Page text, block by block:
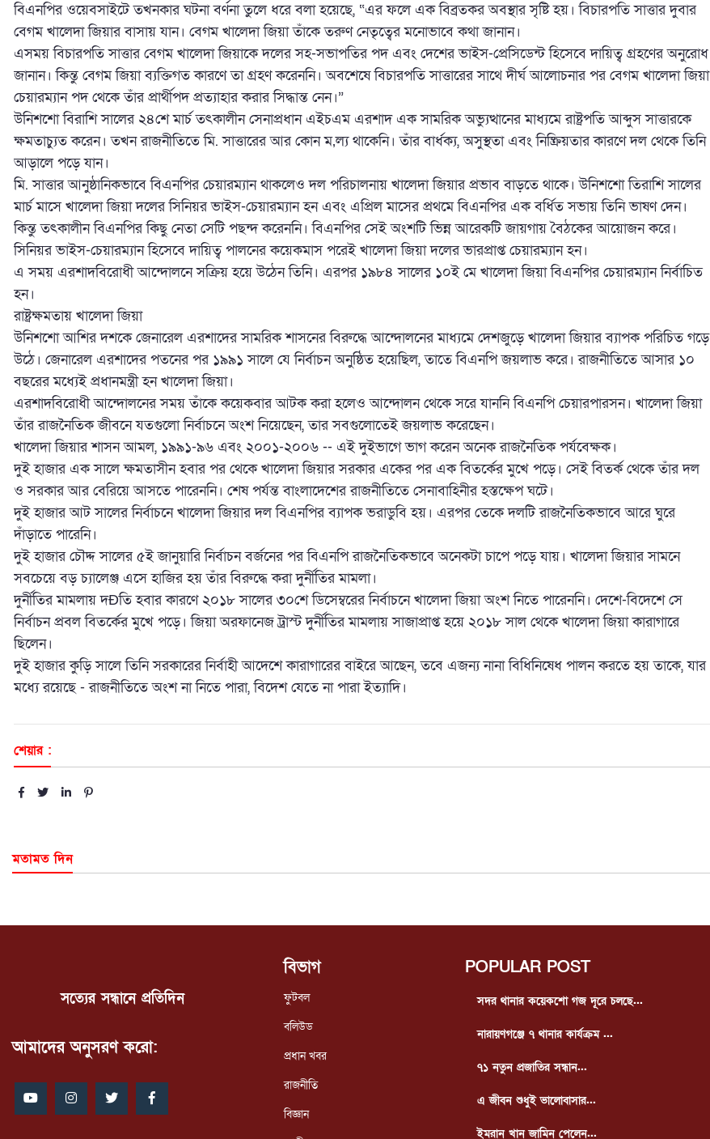
বিএনপির ওয়েবসাইটে তখনকার ঘটনা বর্ণনা তুলে ধরে বলা হয়েছে, “এর ফলে এক বিব্রতকর অবস্থার সৃষ্টি হয়। বিচারপতি সাত্তার দুবার
বেগম খালেদা জিয়ার বাসায় যান। বেগম খালেদা জিয়া তাঁকে তরুণ নেতৃত্বের মনোভাবে কথা জানান।
এসময় বিচারপতি সাত্তার বেগম খালেদা জিয়াকে দলের সহ-সভাপতির পদ এবং দেশের ভাইস-প্রেসিডেন্ট হিসেবে দায়িত্ব গ্রহণের অনুরোধ
জানান। কিন্তু বেগম জিয়া ব্যক্তিগত কারণে তা গ্রহণ করেননি। অবশেষে বিচারপতি সাত্তারের সাথে দীর্ঘ আলোচনার পর বেগম খালেদা জিয়া
চেয়ারম্যান পদ থেকে তাঁর প্রার্থীপদ প্রত্যাহার করার সিদ্ধান্ত নেন।”
উনিশশো বিরাশি সালের ২৪শে মার্চ তৎকালীন সেনাপ্রধান এইচএম এরশাদ এক সামরিক অভ্যুত্থানের মাধ্যমে রাষ্ট্রপতি আব্দুস সাত্তারকে
ক্ষমতাচ্যুত করেন। তখন রাজনীতিতে মি. সাত্তারের আর কোন ম‚ল্য থাকেনি। তাঁর বার্ধক্য, অসুস্থতা এবং নিষ্ক্রিয়তার কারণে দল থেকে তিনি
আড়ালে পড়ে যান।
মি. সাত্তার আনুষ্ঠানিকভাবে বিএনপির চেয়ারম্যান থাকলেও দল পরিচালনায় খালেদা জিয়ার প্রভাব বাড়তে থাকে। উনিশশো তিরাশি সালের
মার্চ মাসে খালেদা জিয়া দলের সিনিয়র ভাইস-চেয়ারম্যান হন এবং এপ্রিল মাসের প্রথমে বিএনপির এক বর্ধিত সভায় তিনি ভাষণ দেন।
কিন্তু তৎকালীন বিএনপির কিছু নেতা সেটি পছন্দ করেননি। বিএনপির সেই অংশটি ভিন্ন আরেকটি জায়গায় বৈঠকের আয়োজন করে।
সিনিয়র ভাইস-চেয়ারম্যান হিসেবে দায়িত্ব পালনের কয়েকমাস পরেই খালেদা জিয়া দলের ভারপ্রাপ্ত চেয়ারম্যান হন।
এ সময় এরশাদবিরোধী আন্দোলনে সক্রিয় হয়ে উঠেন তিনি। এরপর ১৯৮৪ সালের ১০ই মে খালেদা জিয়া বিএনপির চেয়ারম্যান নির্বাচিত
হন।
রাষ্ট্রক্ষমতায় খালেদা জিয়া
উনিশশো আশির দশকে জেনারেল এরশাদের সামরিক শাসনের বিরুদ্ধে আন্দোলনের মাধ্যমে দেশজুড়ে খালেদা জিয়ার ব্যাপক পরিচিত গড়ে
উঠে। জেনারেল এরশাদের পতনের পর ১৯৯১ সালে যে নির্বাচন অনুষ্ঠিত হয়েছিল, তাতে বিএনপি জয়লাভ করে। রাজনীতিতে আসার ১০
বছরের মধ্যেই প্রধানমন্ত্রী হন খালেদা জিয়া।
এরশাদবিরোধী আন্দোলনের সময় তাঁকে কয়েকবার আটক করা হলেও আন্দোলন থেকে সরে যাননি বিএনপি চেয়ারপারসন। খালেদা জিয়া
তাঁর রাজনৈতিক জীবনে যতগুলো নির্বাচনে অংশ নিয়েছেন, তার সবগুলোতেই জয়লাভ করেছেন।
খালেদা জিয়ার শাসন আমল, ১৯৯১-৯৬ এবং ২০০১-২০০৬ -- এই দুইভাগে ভাগ করেন অনেক রাজনৈতিক পর্যবেক্ষক।
দুই হাজার এক সালে ক্ষমতাসীন হবার পর থেকে খালেদা জিয়ার সরকার একের পর এক বিতর্কের মুখে পড়ে। সেই বিতর্ক থেকে তাঁর দল
ও সরকার আর বেরিয়ে আসতে পারেননি। শেষ পর্যন্ত বাংলাদেশের রাজনীতিতে সেনাবাহিনীর হস্তক্ষেপ ঘটে।
দুই হাজার আট সালের নির্বাচনে খালেদা জিয়ার দল বিএনপির ব্যাপক ভরাডুবি হয়। এরপর তেকে দলটি রাজনৈতিকভাবে আরে ঘুরে
দাঁড়াতে পারেনি।
দুই হাজার চৌদ্দ সালের ৫ই জানুয়ারি নির্বাচন বর্জনের পর বিএনপি রাজনৈতিকভাবে অনেকটা চাপে পড়ে যায়। খালেদা জিয়ার সামনে
সবচেয়ে বড় চ্যালেঞ্জ এসে হাজির হয় তাঁর বিরুদ্ধে করা দুর্নীতির মামলা।
দুর্নীতির মামলায় দÐিত হবার কারণে ২০১৮ সালের ৩০শে ডিসেম্বরের নির্বাচনে খালেদা জিয়া অংশ নিতে পারেননি। দেশে-বিদেশে সে
নির্বাচন প্রবল বিতর্কের মুখে পড়ে। জিয়া অরফানেজ ট্রাস্ট দুর্নীতির মামলায় সাজাপ্রাপ্ত হয়ে ২০১৮ সাল থেকে খালেদা জিয়া কারাগারে
ছিলেন।
দুই হাজার কুড়ি সালে তিনি সরকারের নির্বাহী আদেশে কারাগারের বাইরে আছেন, তবে এজন্য নানা বিধিনিষেধ পালন করতে হয় তাকে, যার
মধ্যে রয়েছে - রাজনীতিতে অংশ না নিতে পারা, বিদেশ যেতে না পারা ইত্যাদি।
শেয়ার :
মতামত দিন
সত্যের সন্ধানে প্রতিদিন
আমাদের অনুসরণ করো:
বিভাগ
ফুটবল
বলিউড
প্রধান খবর
রাজনীতি
বিজ্ঞান
POPULAR POST
সদর থানার কয়েকশো গজ দূরে চলছে...
নারায়ণগঞ্জে ৭ থানার কার্যক্রম ...
৭১ নতুন প্রজাতির সন্ধান...
এ জীবন শুধুই ভালোবাসার...
ইমরান খান জামিন পেলেন...